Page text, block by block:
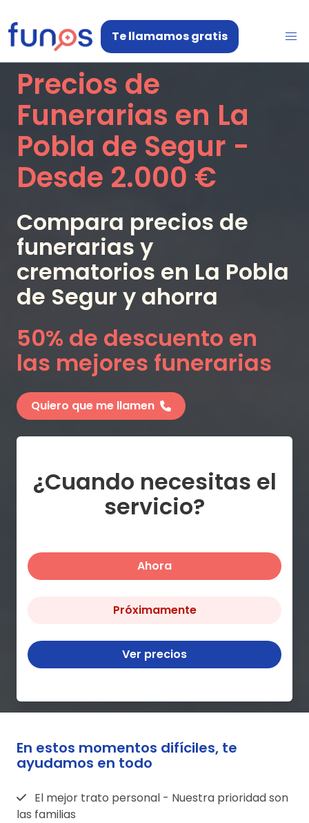
Te llamamos gratis
Precios de
Funerarias en La
Pobla de Segur -
Desde 2.000 €
Compara precios de
funerarias y
crematorios en La Pobla
de Segur y ahorra
50% de descuento en
las mejores funerarias
Quiero que me llamen
¿Cuando necesitas el
servicio?
Ahora
Próximamente
Ver precios
En estos momentos difíciles, te
ayudamos en todo
El mejor trato personal - Nuestra prioridad son
las familias